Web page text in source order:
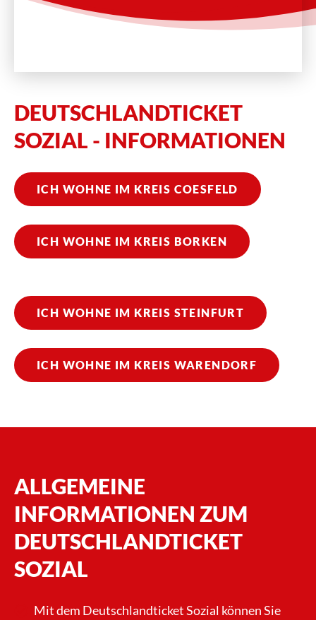
DEUTSCHLANDTICKET
SOZIAL - INFORMATIONEN
ICH WOHNE IM KREIS COESFELD
ICH WOHNE IM KREIS BORKEN
ICH WOHNE IM KREIS STEINFURT
ICH WOHNE IM KREIS WARENDORF
ALLGEMEINE
INFORMATIONEN ZUM
DEUTSCHLANDTICKET
SOZIAL
Mit dem Deutschlandticket Sozial können Sie